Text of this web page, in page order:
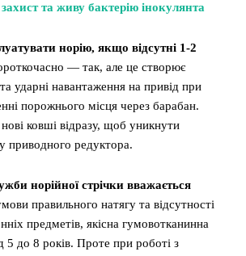
та живу бактерію інокулянта
норію, якщо відсутні 1-2
— так, але це створює
ударні навантаження на привід при
порожнього місця через барабан.
ковші відразу, щоб уникнути
приводного редуктора.
норійної стрічки вважається
правильного натягу та відсутності
предметів, якісна гумовотканинна
5 до 8 років. Проте при роботі з